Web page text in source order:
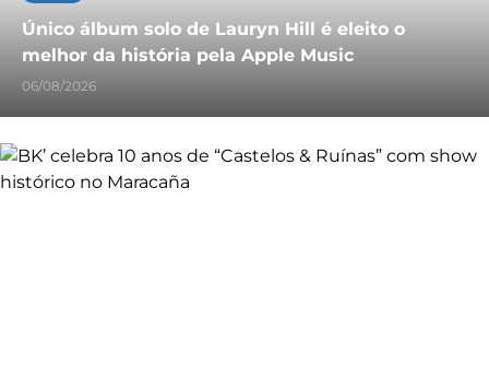
Único álbum solo de Lauryn Hill é eleito o
melhor da história pela Apple Music
06/08/2026